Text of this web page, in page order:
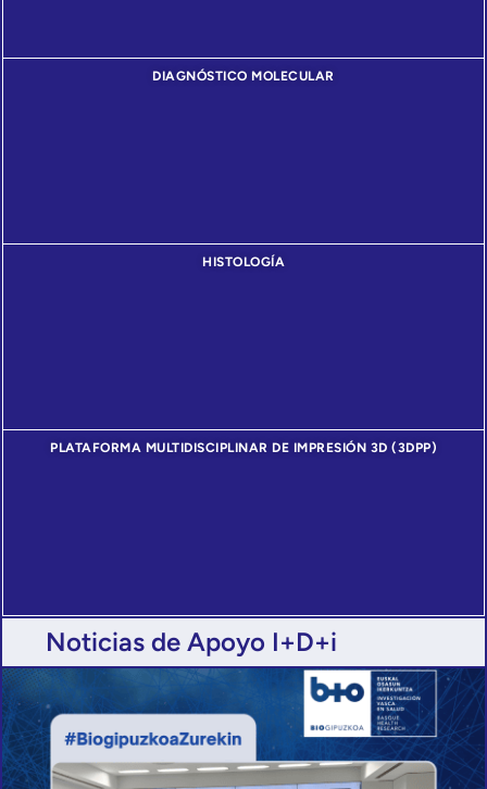
DIAGNÓSTICO MOLECULAR
HISTOLOGÍA
PLATAFORMA MULTIDISCIPLINAR DE IMPRESIÓN 3D (3DPP)
Noticias de Apoyo I+D+i